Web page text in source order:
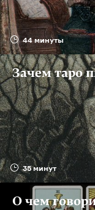
44 минуты
35 минут
Зачем таро
О чем